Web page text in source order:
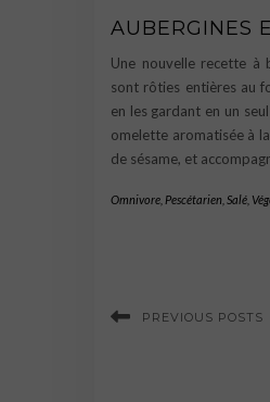
AUBERGINES
Une nouvelle recette à
sont rôties entières au
en les gardant en un
omelette aromatisée à
de sésame, et
Omnivore Pescétarien Salé
PREVIOUS POSTS